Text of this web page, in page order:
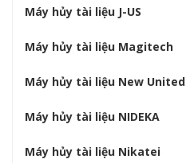
Máy hủy tài liệu J-US
Máy hủy tài liệu Magitech
Máy hủy tài liệu New United
Máy hủy tài liệu NIDEKA
Máy hủy tài liệu Nikatei